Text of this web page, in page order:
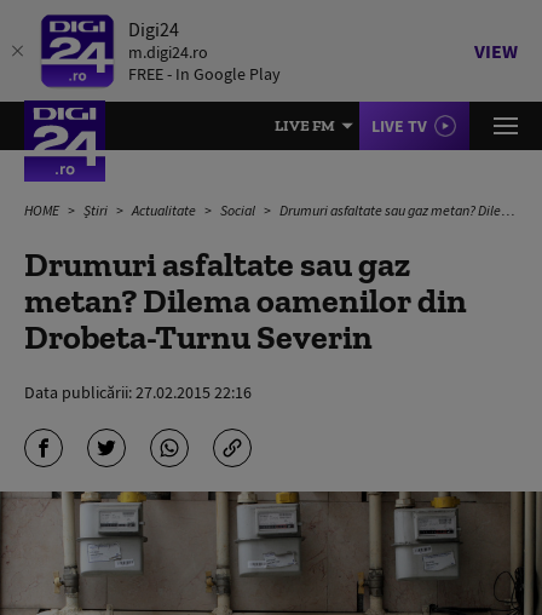
Digi24
m.digi24.ro
FREE - In Google Play
VIEW
LIVE FM LIVE TV
HOME Știri Actualitate Social Drumuri asfaltate sau gaz metan? Dilema oamenilor din Drobeta-Turnu Severin
Drumuri asfaltate sau gaz
metan? Dilema oamenilor din
Drobeta-Turnu Severin
Data publicării:27.02.2015 22:16